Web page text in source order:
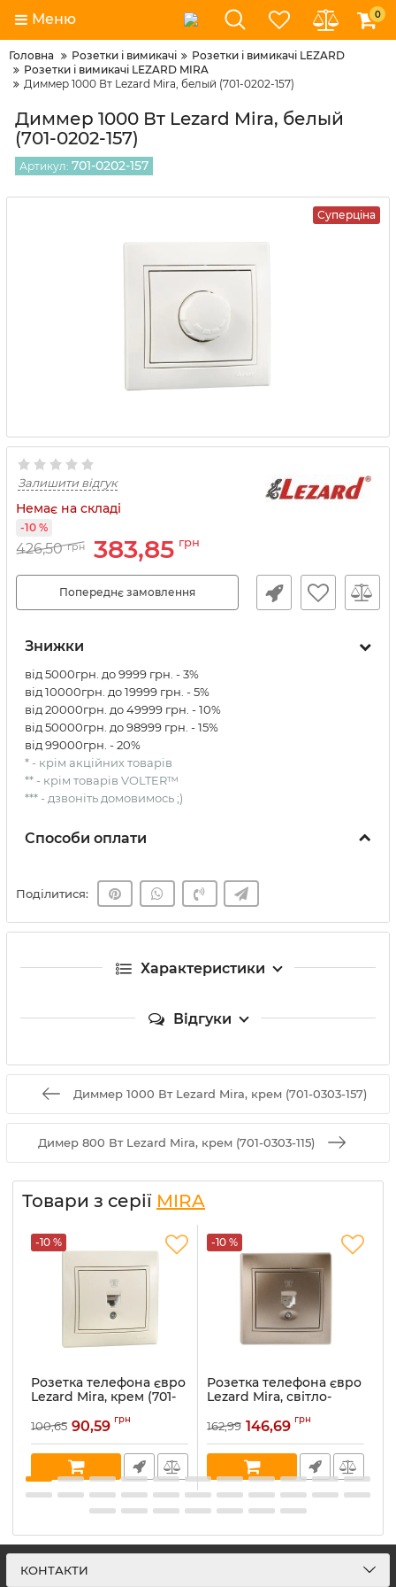
Меню 0
Головна Розетки і вимикачі
Розетки і вимикачі LEZARD
Розетки і вимикачі LEZARD MIRA
Диммер 1000 Вт Lezard Mira, белый (701-0202-157)
Диммер 1000 Вт Lezard Mira, белый
(701-0202-157)
Артикул: 701-0202-157
Суперціна
Залишити відгук
Немає на складі
426,50 грн 383,85 грн
-10 %
Попереднє замовлення
Знижки
від 5000грн. до 9999 грн. - 3%
від 10000грн. до 19999 грн. - 5%
від 20000грн. до 49999 грн. - 10%
від 50000грн. до 98999 грн. - 15%
від 99000грн. - 20%
* - крім акційних товарів
** - крім товарів VOLTER™
*** - дзвоніть домовимось ;)
Способи оплати
Поділитися:
Характеристики
Відгуки
Диммер 1000 Вт Lezard Mira, крем (701-0303-157)
Димер 800 Вт Lezard Mira, крем (701-0303-115)
Товари з серії MIRA
-10 %
Розетка телефона євро
Lezard Mira, крем (701-
Артикул:701-0303-137
В наявності:5
100,65 90,59 грн
-10 %
Розетка телефона євро
Lezard Mira, світло-
перламутр (701-3131-137)
Артикул:701-3131-137
В наявності:
162,99 146,69 грн
КОНТАКТИ